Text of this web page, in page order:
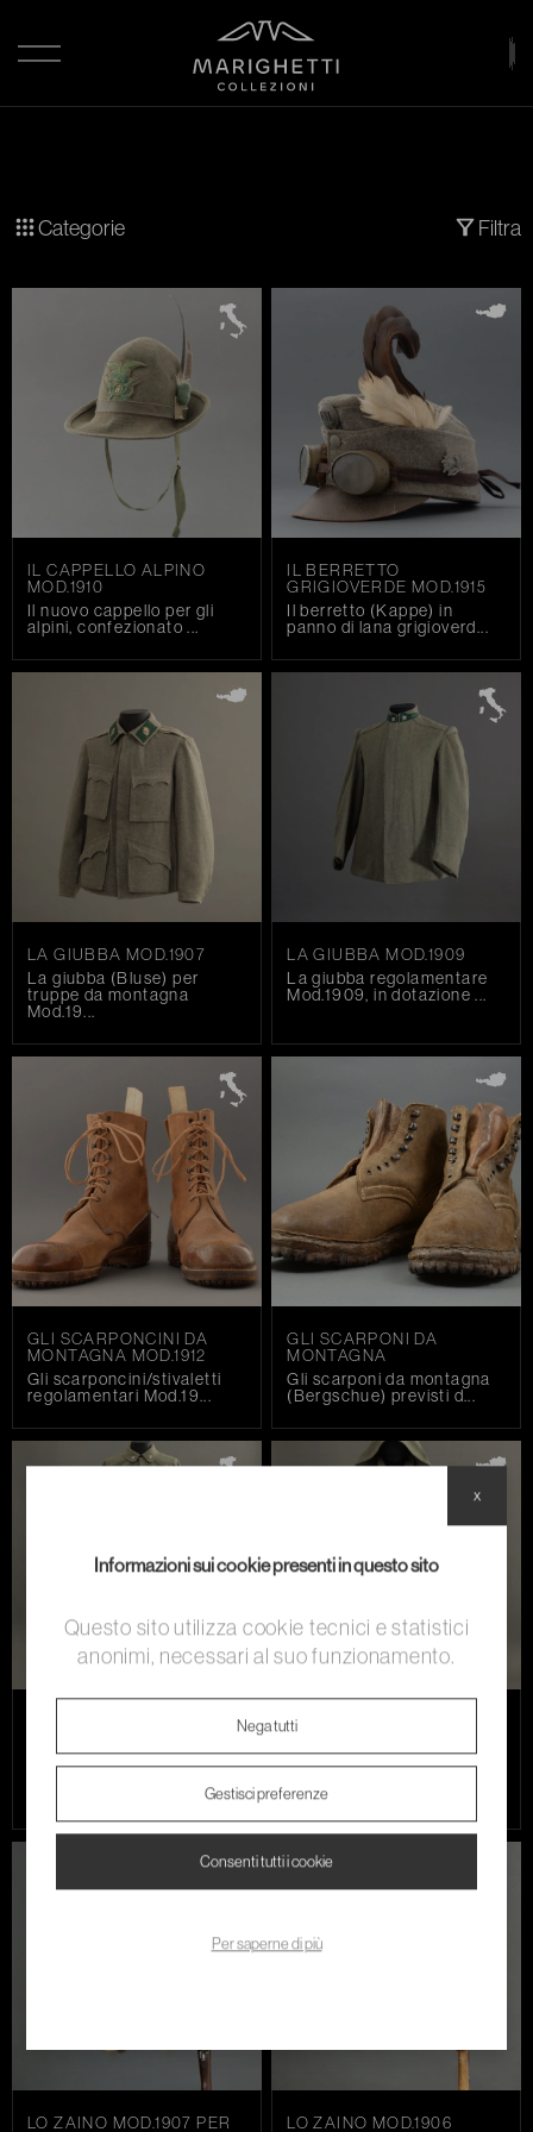
Categorie Filtra
IL CAPPELLO ALPINO
MOD.1910
Il nuovo cappello per gli
alpini, confezionato ...
IL BERRETTO
GRIGIOVERDE MOD.1915
Il berretto (Kappe) in
panno di lana grigioverd...
LA GIUBBA MOD.1907
La giubba (Bluse) per
truppe da montagna
Mod.19...
LA GIUBBA MOD.1909
La giubba regolamentare
Mod.1909, in dotazione ...
GLI SCARPONCINI DA
MONTAGNA MOD.1912
Gli scarponcini/stivaletti
regolamentari Mod.19...
GLI SCARPONI DA
MONTAGNA
Gli scarponi da montagna
(Bergschue) previsti d...
La mantellina
LA MANTELLINA
MOD.1907
La mantellina
lana (K...
LO ZAINO MOD.1907 PER
LO ZAINO MOD.1906
Informazioni sui cookie presenti in questo sito
Questo sito utilizza cookie tecnici e statistici
anonimi, necessari al suo funzionamento.
Nega tutti
Gestisci preferenze
Consenti tutti i cookie
Per saperne di più
x
SKIATORI E RACCHETTATORI
CAPORALMAGGIORE ALPINO "ESPLORATORE"
DELLA 22^ COMPAGNIA SKIATORI
LANDESSCHÜTZEN
IL KAISERJÄGER IN UNIFORME GRIGIOVERDE
(FELDGRAU)
IL KAISERJÄGER IN UNIFORME GRIGIOAZZURRA
DER SKIFAHRER (LO SKIATORE) SUL FRONTE DEL
LAGORAI.
LE TRUPPE D'ASSALTO (STURMTRUPPEN)
IL MITRAGLIERE
LA MITRAGLIATRICE SCHWARZLOSE MOD.1907/12 IN
CAL.8X50R